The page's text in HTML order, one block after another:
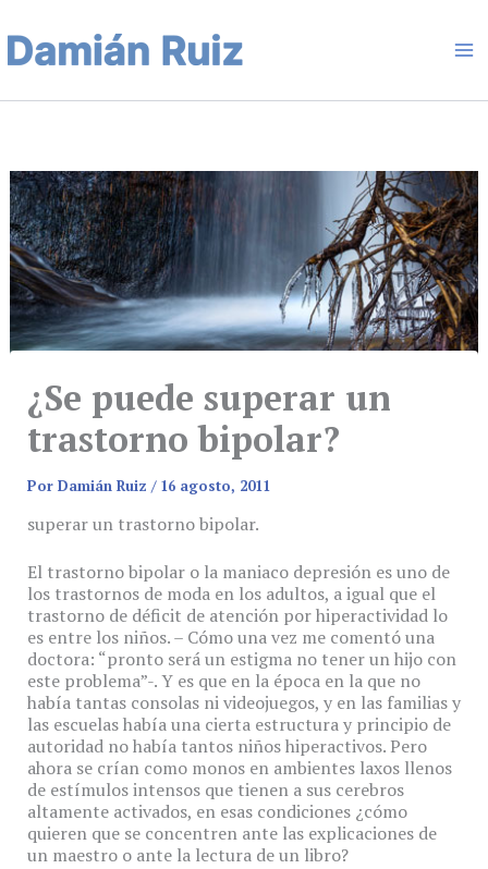
al
contenido
¿Se puede superar un
trastorno bipolar?
Por Damián Ruiz / 16 agosto, 2011
superar un trastorno bipolar.
El trastorno bipolar o la maniaco depresión es uno de
los trastornos de moda en los adultos, a igual que el
trastorno de déficit de atención por hiperactividad lo
es entre los niños. – Cómo una vez me comentó una
doctora: “pronto será un estigma no tener un hijo con
este problema”-. Y es que en la época en la que no
había tantas consolas ni videojuegos, y en las familias y
las escuelas había una cierta estructura y principio de
autoridad no había tantos niños hiperactivos. Pero
ahora se crían como monos en ambientes laxos llenos
de estímulos intensos que tienen a sus cerebros
altamente activados, en esas condiciones ¿cómo
quieren que se concentren ante las explicaciones de
un maestro o ante la lectura de un libro?